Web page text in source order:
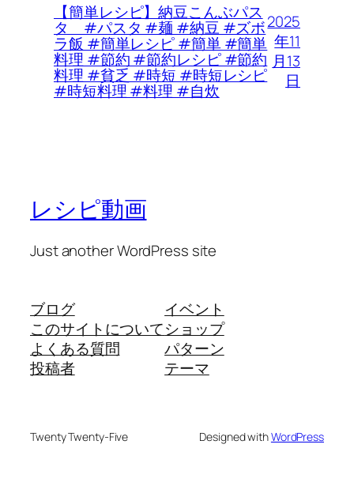
【簡単レシピ】納豆こんぶパス
タ #パスタ #麺 #納豆 #ズボ
ラ飯 #簡単レシピ #簡単 #簡単
料理 #節約 #節約レシピ #節約
料理 #貧乏 #時短 #時短レシピ
#時短料理 #料理 #自炊
2025
年11
月13
日
レシピ動画
Just another WordPress site
ブログ
このサイトについて
よくある質問
投稿者
イベント
ショップ
パターン
テーマ
Twenty Twenty-Five Designed withWordPress